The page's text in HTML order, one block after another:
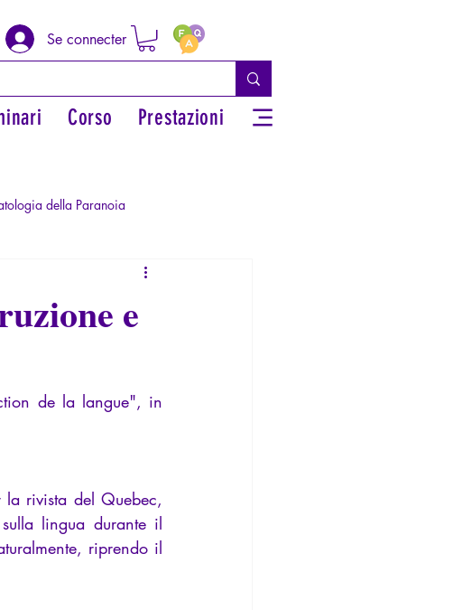
Se connecter
Corso Prestazioni
della Paranoia
Diritti sessuali/Educazione
e
de la langue", in
lingua durante il
riprendo il